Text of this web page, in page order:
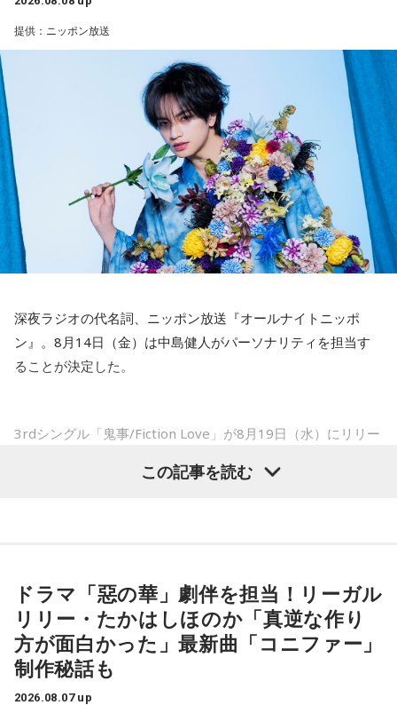
――石垣島で自主トレをともにした後輩である篠原響投手の
活躍をどうご覧になられましたか？
山田「球速がすごくて、僕も追いつけるように頑張ります」
――オールスターゲームの前に1軍へ復帰しました。ここまで
2試合に登板してみていかがですか？
山田「自分の持ち味が出せて抑えられることができたので、
そこは1番よかったのかなと思います。試合で投げる、野球が
できる感謝というのも再び感じることができましたし、野球
が楽しかったですね」
たれていないです。
山田「そうなんですか？ 何の意識もしていないです（笑）。
1イニングを無失点で抑える。どれだけピンチを作っても無失
※インタビュアー：文化放送・斉藤一美アナウンサー
◎メールテーマ『鬼事』
TVアニメ『逃げ上手の若君』第2期オープニングテーマ「鬼
事」。中島健人はこの「鬼事」を「日々のイラッとした出来
事」や「心がザワザワした、モヤモヤした事」を表す言葉と
してカジュアルに使っています。そんな、あなたの周りで起
きた「鬼事」を教えてください。
中島健人が、どう立ち回ればよかったのか手を差し伸べま
※ メールの件名は「鬼事」でお願いします。
◎コーナー『人生アイズ相談ドラゴン』
「友人と遊んだ時に言われたあの一言がずっとモヤモヤして
※ メールの件名は「決闘」でお願いします。
◎「中島健人イメージランキング」
街の人に調査したら、中島健人が1位にランクインしそうな
「ランキングのタイトルだけ」を送ってきてください。
提供：ニッポン放送
深夜ラジオの代名詞、ニッポン放送『オールナイトニッポ
ン』。8月14日（金）は中島健人がパーソナリティを担当す
ることが決定した。
3rdシングル「鬼事/Fiction Love」が8月19日（水）にリリー
ティを初めて担当する。番組では、新曲「鬼事/Fiction
盛りだくさんの内容でお届けする一夜限りの特別番組『中島
健人のオールナイトニッポン』は8月14日(金)25時からニッポ
ン放送をキーステーションに全国ネットで放送。
この記事を読む
ドラマ「惡の華」劇伴を担当！リーガル
リリー・たかはしほのか「真逆な作り
方が面白かった」最新曲「コニファー」
制作秘話も
2026.08.07 up